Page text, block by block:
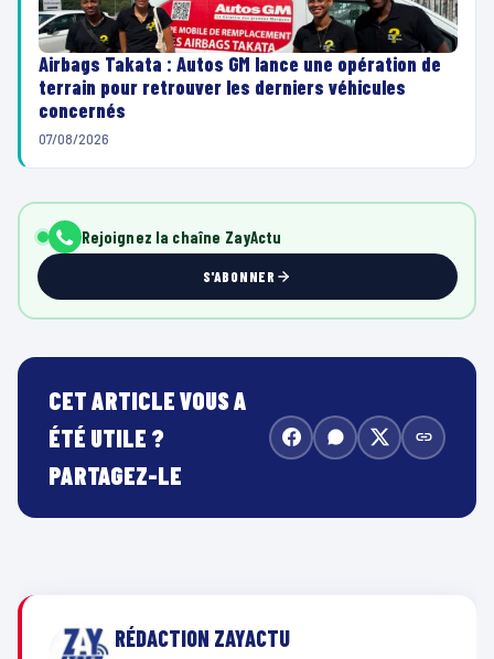
Airbags Takata : Autos GM lance une opération de
terrain pour retrouver les derniers véhicules
concernés
07/08/2026
Rejoignez la chaîne ZayActu
S'ABONNER
CET ARTICLE VOUS A
ÉTÉ UTILE ?
PARTAGEZ-LE
RÉDACTION ZAYACTU